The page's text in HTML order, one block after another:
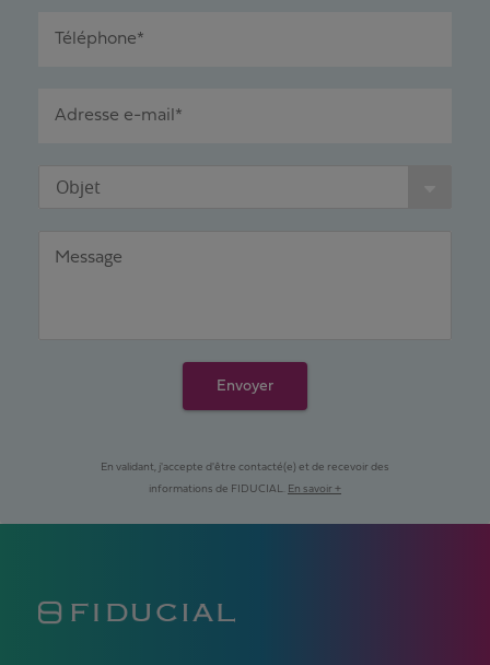
Téléphone*
Adresse e-mail*
Objet
Message
Envoyer
En validant, j'accepte d'être contacté(e) et de recevoir des
informations de FIDUCIAL. En savoir +